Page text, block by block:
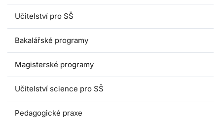
Učitelství pro SŠ
Bakalářské programy
Magisterské programy
Učitelství science pro SŠ
Pedagogické praxe